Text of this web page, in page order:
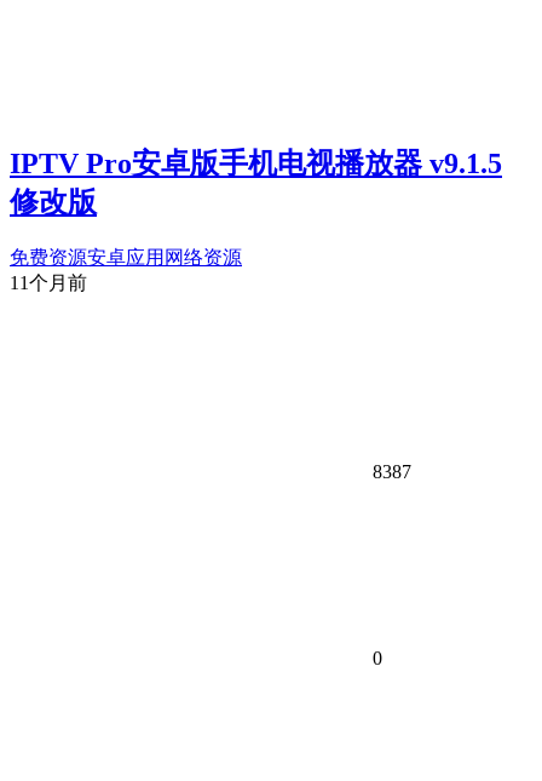
IPTV Pro安卓版手机电视播放器 v9.1.5
修改版
免费资源安卓应用 网络资源
11个月前
8387
0